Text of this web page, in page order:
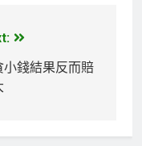
小錢結果反而賠